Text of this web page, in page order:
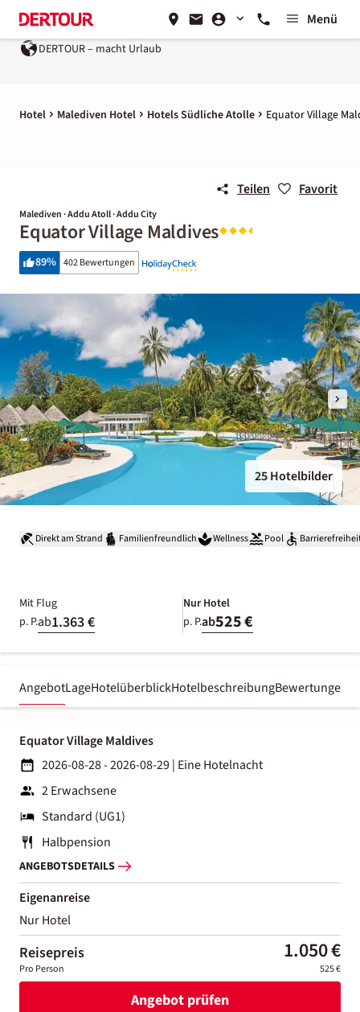
Menü
DERTOUR – macht Urlaub
Hotel Malediven Hotel Hotels Südliche Atolle Equator Village
Teilen Favorit
Malediven · Addu Atoll · Addu City
Equator Village Maldives
89% 402 Bewertungen
25 Hotelbilder
Direkt am Strand Familienfreundlich Wellness Pool
Mit Flug
p. P.ab1.363 €
Nur Hotel
p. P.ab525 €
AngebotLageHotelüberblickHotelbeschreibungBewertungen
Equator Village Maldives
2026-08-28 - 2026-08-29| Eine Hotelnacht
2 Erwachsene
Standard (UG1)
Halbpension
ANGEBOTSDETAILS
Eigenanreise
Nur Hotel
Reisepreis 1.050 €
Pro Person 525 €
Angebot prüfen